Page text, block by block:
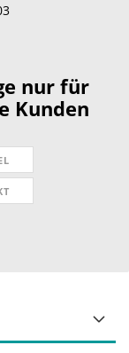
nur für
Kunden